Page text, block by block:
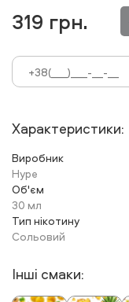
319 грн.
Характеристики:
Виробник
Hype
Об'єм
30 мл
Тип нікотину
Сольовий
Інші смаки: